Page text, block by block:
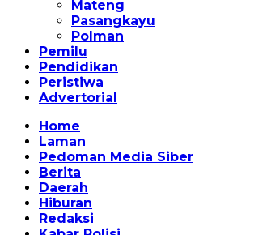
Mateng
Pasangkayu
Polman
Pemilu
Pendidikan
Peristiwa
Advertorial
Home
Laman
Pedoman Media Siber
Berita
Daerah
Hiburan
Redaksi